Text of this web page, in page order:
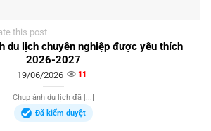
this post
du lịch chuyên nghiệp được yêu thích
2026-2027
19/06/2026 11
Chụp ảnh du lịch đã [...]
Đã kiểm duyệt